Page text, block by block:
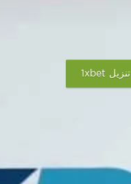
تنزيل 1xbet